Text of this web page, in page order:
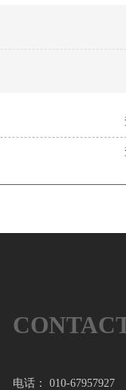
电话： 010-67957927